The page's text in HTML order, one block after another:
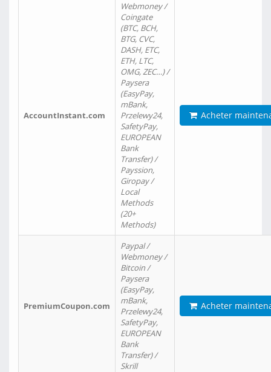
AccountInstant.com
Webmoney /
Coingate
(BTC, BCH,
BTG, CVC,
DASH, ETC,
ETH, LTC,
OMG, ZEC…) /
Paysera
(EasyPay,
mBank,
Przelewy24,
SafetyPay,
EUROPEAN
Bank
Transfer) /
Payssion,
Giropay /
Local
Methods
(20+
Methods)
Acheter
PremiumCoupon.com
Paypal /
Webmoney /
Bitcoin /
Paysera
(EasyPay,
mBank,
Przelewy24,
SafetyPay,
EUROPEAN
Bank
Transfer) /
Skrill
Acheter